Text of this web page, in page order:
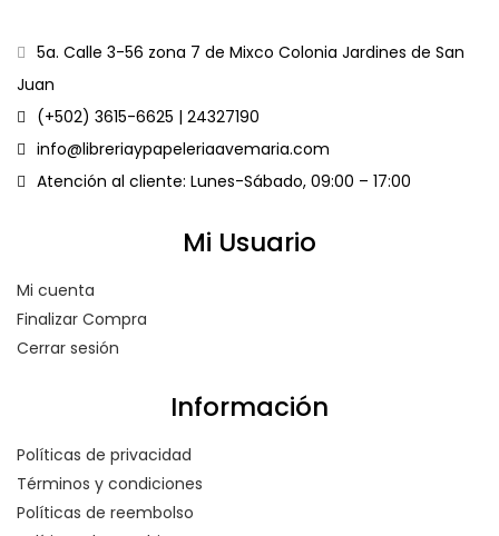
5a. Calle 3-56 zona 7 de Mixco Colonia Jardines de San
Juan
(+502) 3615-6625 | 24327190
info@libreriaypapeleriaavemaria.com
Atención al cliente: Lunes-Sábado, 09:00 – 17:00
Mi Usuario
Mi cuenta
Finalizar Compra
Cerrar sesión
Información
Políticas de privacidad
Términos y condiciones
Políticas de reembolso